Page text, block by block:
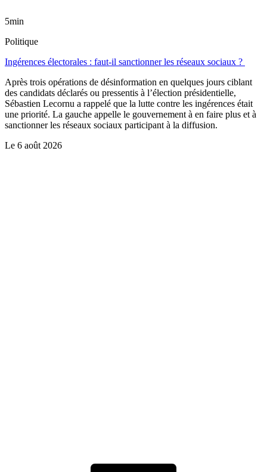
5min
Politique
Ingérences électorales : faut-il sanctionner les réseaux sociaux ?
Après trois opérations de désinformation en quelques jours ciblant
des candidats déclarés ou pressentis à l’élection présidentielle,
Sébastien Lecornu a rappelé que la lutte contre les ingérences était
une priorité. La gauche appelle le gouvernement à en faire plus et à
sanctionner les réseaux sociaux participant à la diffusion.
Le 6 août 2026